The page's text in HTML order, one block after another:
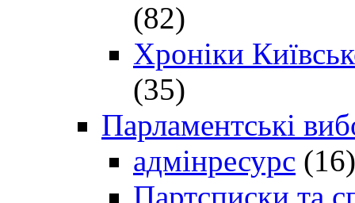
(82)
Хроніки
(35)
Парламентські
адмінресурс (16)
Партсписки та